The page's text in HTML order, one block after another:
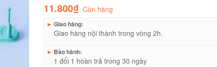
11.800₫ Còn hàng
► Giao hàng:
Giao hàng nội thành trong vòng 2h.
► Bảo hành:
1 đổi 1 hoàn trả trong 30 ngày